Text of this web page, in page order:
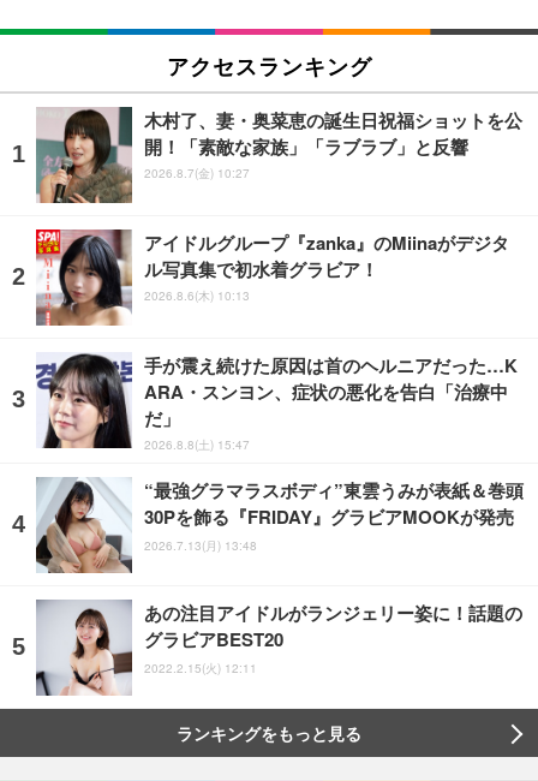
アクセスランキング
木村了、妻・奥菜恵の誕生日祝福ショットを公
開！「素敵な家族」「ラブラブ」と反響
2026.8.7(金) 10:27
アイドルグループ『zanka』のMiinaがデジタ
ル写真集で初水着グラビア！
2026.8.6(木) 10:13
手が震え続けた原因は首のヘルニアだった…K
ARA・スンヨン、症状の悪化を告白「治療中
だ」
2026.8.8(土) 15:47
“最強グラマラスボディ”東雲うみが表紙＆巻頭
30Pを飾る『FRIDAY』グラビアMOOKが発売
2026.7.13(月) 13:48
あの注目アイドルがランジェリー姿に！話題の
グラビアBEST20
2022.2.15(火) 12:11
ランキングをもっと見る